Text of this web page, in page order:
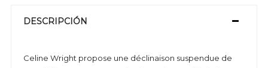
DESCRIPCIÓN
Celine Wright propose une déclinaison suspendue de